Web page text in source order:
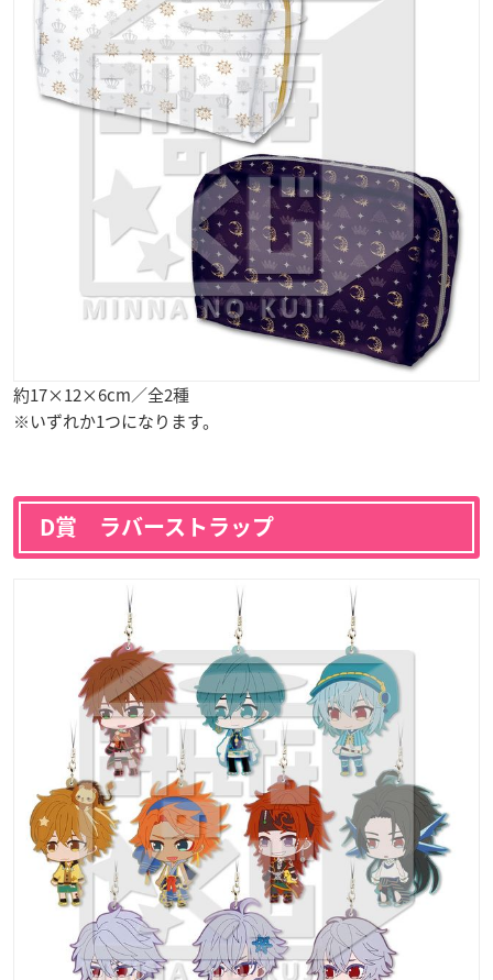
約17×12×6cm／全2種
※いずれか1つになります。
D賞 ラバーストラップ